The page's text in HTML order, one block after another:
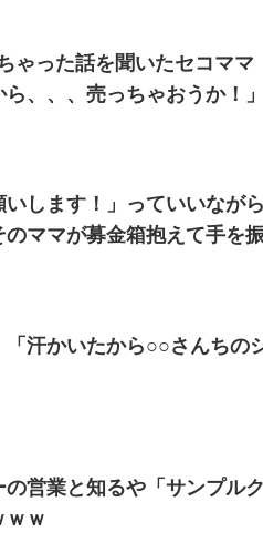
ゃった話を聞いたセコママ
、、、売っちゃおうか！」
いします！」っていいな
ママが募金箱抱えて手を
汗かいたから○○さんちの
営業と知るや「サンプル
ｗｗ